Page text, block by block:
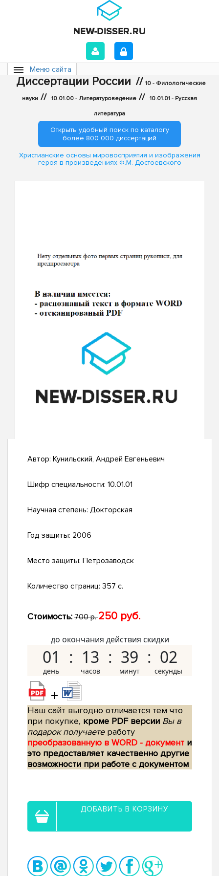
Меню сайта
Диссертации России // 10 - Филологические
науки // 10.01.00 - Литературоведение // 10.01.01 - Русская
литература
Открыть удобный поиск по каталогу
более 800 000 диссертаций
Христианские основы мировосприятия и изображения
героя в произведениях Ф.М. Достоевского
Автор: Кунильский, Андрей Евгеньевич
Шифр специальности: 10.01.01
Научная степень: Докторская
Год защиты: 2006
Место защиты: Петрозаводск
Количество страниц: 357 с.
Стоимость: 700 р.250 руб.
до окончания действия скидки
01 13 39 01
+
Наш сайт выгодно отличается тем что
при покупке, кроме PDF версии Вы в
подарок получаетеработу
преобразованную в WORD - документ и
это предоставляет качественно другие
возможности при работе с документом
ДОБАВИТЬ В КОРЗИНУ